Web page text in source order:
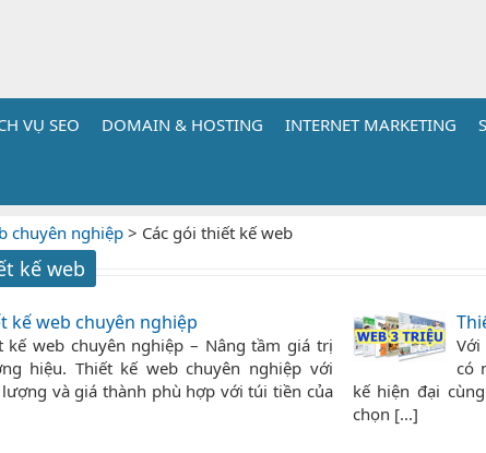
VỤ SEO DOMAIN & HOSTING INTERNET MARKETING
chuyên nghiệp> Các gói thiết kế web
kế web
kế web chuyên nghiệp
kế web chuyên nghiệp – Nâng tầm giá trị
hiệu. Thiết kế web chuyên nghiệp với
và giá thành phù hợp với túi tiền của
có
kế hiện đại
chọn [...]